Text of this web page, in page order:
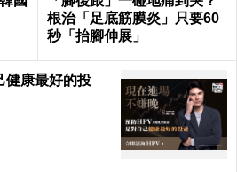
根治「足底筋膜炎」只要60
秒「抬腳伸展」
健康最好的投